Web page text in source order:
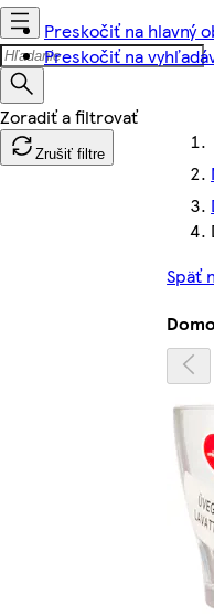
Preskočiť na hlavný
Preskočiť na
Zrušiť filtre
Späť